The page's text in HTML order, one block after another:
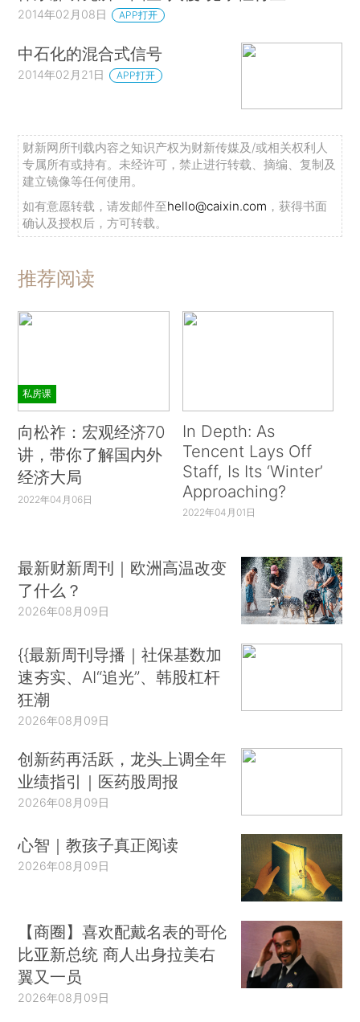
2014年02月08日 APP打开
中石化的混合式信号
2014年02月21日 APP打开
财新网所刊载内容之知识产权为财新传媒及/或相关权利人
专属所有或持有。未经许可，禁止进行转载、摘编、复制及
建立镜像等任何使用。
如有意愿转载，请发邮件至hello@caixin.com ，获得书面
确认及授权后，方可转载。
推荐阅读
私房课
向松祚：宏观经济70
讲，带你了解国内外
经济大局
2022年04月06日
In Depth: As
Tencent Lays Off
Staff, Is Its ‘Winter’
Approaching?
2022年04月01日
最新财新周刊｜欧洲高温改变
了什么？
2026年08月09日
{{最新周刊导播｜社保基数加
速夯实、AI“追光”、韩股杠杆
狂潮
2026年08月09日
创新药再活跃，龙头上调全年
业绩指引｜医药股周报
2026年08月09日
心智｜教孩子真正阅读
2026年08月09日
【商圈】喜欢配戴名表的哥伦
比亚新总统 商人出身拉美右
翼又一员
2026年08月09日